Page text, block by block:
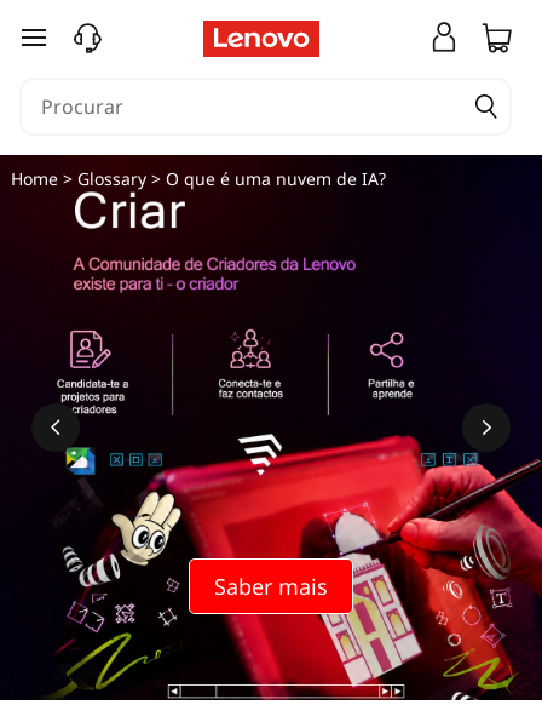
saltar para o conteúdo principal
Saber mais
Home> Glossary> O que é uma nuvem de IA?